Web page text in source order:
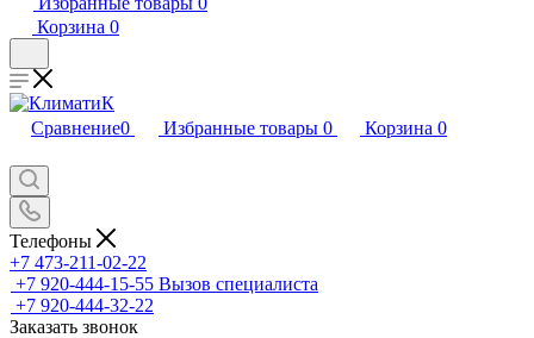
Корзина 0
Сравнение0 Избранные товары 0 Корзина 0
Телефоны
+7 473-211-02-22
+7 920-444-15-55 Вызов специалиста
+7 920-444-32-22
Заказать звонок